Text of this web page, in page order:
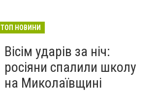
ТОП НОВИНИ
Вісім ударів за ніч:
росіяни спалили школу
на Миколаївщині